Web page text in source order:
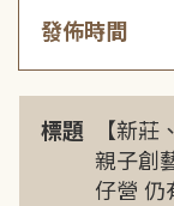
發佈時間
標題
【新
親子創
仔營 仍